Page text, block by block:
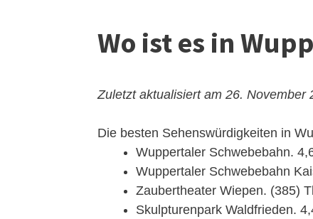
Wo ist es in
Zuletzt aktualisiert am 26. November
Die besten Sehenswürdigkeiten in
Wuppertaler Schwebebahn.
Wuppertaler Schwebebahn
Zaubertheater Wiepen. (385)
Skulpturenpark Waldfrieden.